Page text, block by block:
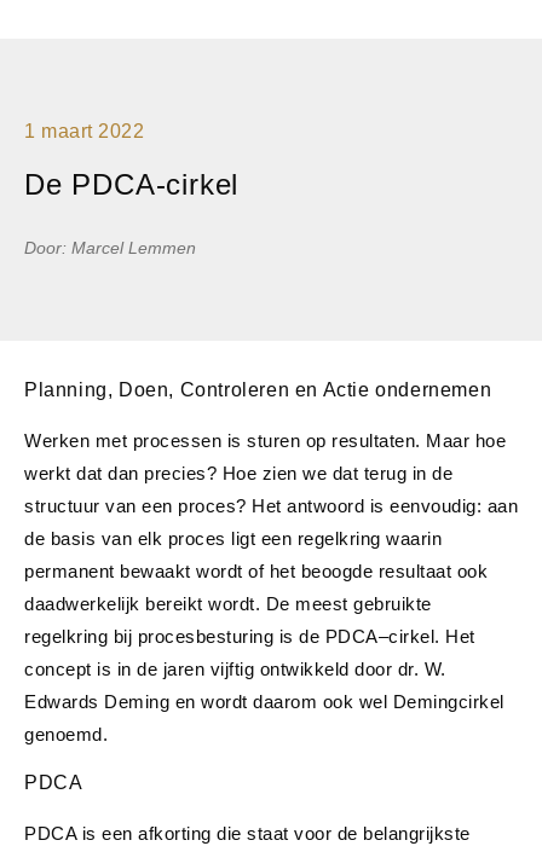
1 maart 2022
De PDCA-cirkel
Door: Marcel Lemmen
Planning, Doen, Controleren en Actie ondernemen
Werken met processen is sturen op resultaten. Maar hoe
werkt dat dan precies? Hoe zien we dat terug in de
structuur van een proces? Het antwoord is eenvoudig: aan
de basis van elk proces ligt een regelkring waarin
permanent bewaakt wordt of het beoogde resultaat ook
daadwerkelijk bereikt wordt. De meest gebruikte
regelkring bij procesbesturing is de PDCA–cirkel. Het
concept is in de jaren vijftig ontwikkeld door dr. W.
Edwards Deming en wordt daarom ook wel Demingcirkel
genoemd.
PDCA
PDCA is een afkorting die staat voor de belangrijkste